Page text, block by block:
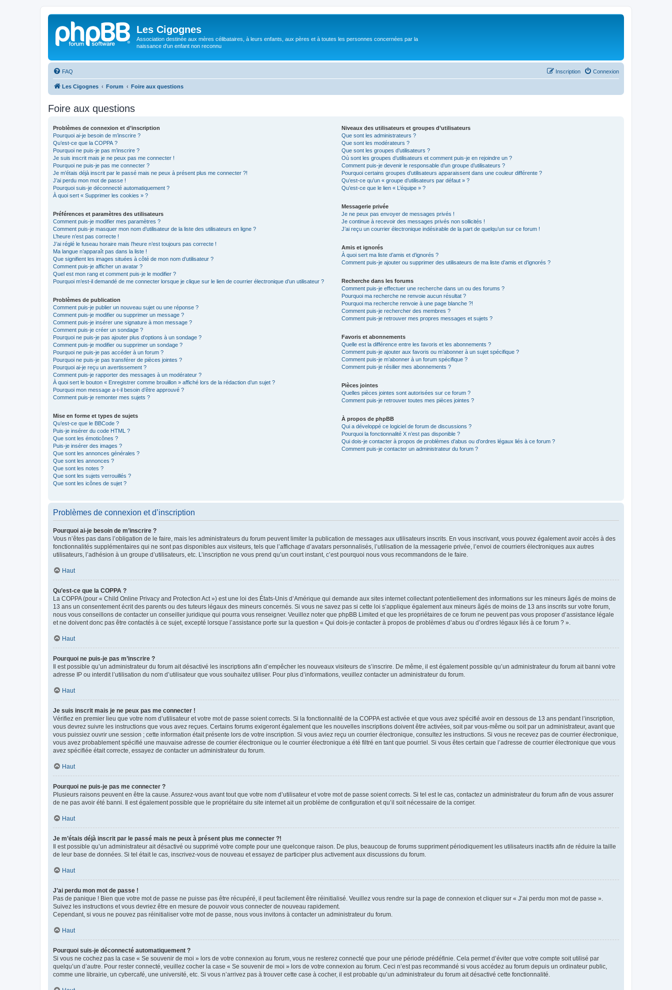
Les Cigognes
Association destinée aux mères célibataires, à leurs enfants, aux pères et à toutes les personnes concernées par la
naissance d'un enfant non reconnu
FAQ Connexion
Inscription
Les Cigognes Forum Foire aux questions
Foire aux questions
Problèmes de connexion et d’inscription
Pourquoi ai-je besoin de m’inscrire ?
Qu’est-ce que la COPPA ?
Pourquoi ne puis-je pas m’inscrire ?
Je suis inscrit mais je ne peux pas me connecter !
Pourquoi ne puis-je pas me connecter ?
Je m’étais déjà inscrit par le passé mais ne peux à présent plus me connecter ?!
J’ai perdu mon mot de passe !
Pourquoi suis-je déconnecté automatiquement ?
À quoi sert « Supprimer les cookies » ?
Préférences et paramètres des utilisateurs
Comment puis-je modifier mes paramètres ?
Comment puis-je masquer mon nom d’utilisateur de la liste des utilisateurs en ligne ?
L’heure n’est pas correcte !
J’ai réglé le fuseau horaire mais l’heure n’est toujours pas correcte !
Ma langue n’apparaît pas dans la liste !
Que signifient les images situées à côté de mon nom d’utilisateur ?
Comment puis-je afficher un avatar ?
Quel est mon rang et comment puis-je le modifier ?
Pourquoi m’est-il demandé de me connecter lorsque je clique sur le lien de courrier électronique d’un utilisateur ?
Problèmes de publication
Comment puis-je publier un nouveau sujet ou une réponse ?
Comment puis-je modifier ou supprimer un message ?
Comment puis-je insérer une signature à mon message ?
Comment puis-je créer un sondage ?
Pourquoi ne puis-je pas ajouter plus d’options à un sondage ?
Comment puis-je modifier ou supprimer un sondage ?
Pourquoi ne puis-je pas accéder à un forum ?
Pourquoi ne puis-je pas transférer de pièces jointes ?
Pourquoi ai-je reçu un avertissement ?
Comment puis-je rapporter des messages à un modérateur ?
À quoi sert le bouton « Enregistrer comme brouillon » affiché lors de la rédaction d’un sujet ?
Pourquoi mon message a-t-il besoin d’être approuvé ?
Comment puis-je remonter mes sujets ?
Mise en forme et types de sujets
Qu’est-ce que le BBCode ?
Puis-je insérer du code HTML ?
Que sont les émoticônes ?
Puis-je insérer des images ?
Que sont les annonces générales ?
Que sont les annonces ?
Que sont les notes ?
Que sont les sujets verrouillés ?
Que sont les icônes de sujet ?
Niveaux des utilisateurs et groupes d’utilisateurs
Que sont les administrateurs ?
Que sont les modérateurs ?
Que sont les groupes d’utilisateurs ?
Où sont les groupes d’utilisateurs et comment puis-je en rejoindre un ?
Comment puis-je devenir le responsable d’un groupe d’utilisateurs ?
Pourquoi certains groupes d’utilisateurs apparaissent dans une couleur différente ?
Qu’est-ce qu’un « groupe d’utilisateurs par défaut » ?
Qu’est-ce que le lien « L’équipe » ?
Messagerie privée
Je ne peux pas envoyer de messages privés !
Je continue à recevoir des messages privés non sollicités !
J’ai reçu un courrier électronique indésirable de la part de quelqu’un sur ce forum !
Amis et ignorés
À quoi sert ma liste d’amis et d’ignorés ?
Comment puis-je ajouter ou supprimer des utilisateurs de ma liste d’amis et d’ignorés ?
Recherche dans les forums
Comment puis-je effectuer une recherche dans un ou des forums ?
Pourquoi ma recherche ne renvoie aucun résultat ?
Pourquoi ma recherche renvoie à une page blanche ?!
Comment puis-je rechercher des membres ?
Comment puis-je retrouver mes propres messages et sujets ?
Favoris et abonnements
Quelle est la différence entre les favoris et les abonnements ?
Comment puis-je ajouter aux favoris ou m’abonner à un sujet spécifique ?
Comment puis-je m’abonner à un forum spécifique ?
Comment puis-je résilier mes abonnements ?
Pièces jointes
Quelles pièces jointes sont autorisées sur ce forum ?
Comment puis-je retrouver toutes mes pièces jointes ?
À propos de phpBB
Qui a développé ce logiciel de forum de discussions ?
Pourquoi la fonctionnalité X n’est pas disponible ?
Qui dois-je contacter à propos de problèmes d’abus ou d’ordres légaux liés à ce forum ?
Comment puis-je contacter un administrateur du forum ?
Problèmes de connexion et d’inscription
Pourquoi ai-je besoin de m’inscrire ?
Vous n’êtes pas dans l’obligation de le faire, mais les administrateurs du forum peuvent limiter la publication de messages aux utilisateurs inscrits. En vous inscrivant, vous pouvez également avoir accès à des
fonctionnalités supplémentaires qui ne sont pas disponibles aux visiteurs, tels que l’affichage d’avatars personnalisés, l’utilisation de la messagerie privée, l’envoi de courriers électroniques aux autres
utilisateurs, l’adhésion à un groupe d’utilisateurs, etc. L’inscription ne vous prend qu’un court instant, c’est pourquoi nous vous recommandons de le faire.
Haut
Qu’est-ce que la COPPA ?
La COPPA (pour « Child Online Privacy and Protection Act ») est une loi des États-Unis d’Amérique qui demande aux sites internet collectant potentiellement des informations sur les mineurs âgés de moins de
13 ans un consentement écrit des parents ou des tuteurs légaux des mineurs concernés. Si vous ne savez pas si cette loi s’applique également aux mineurs âgés de moins de 13 ans inscrits sur votre forum,
nous vous conseillons de contacter un conseiller juridique qui pourra vous renseigner. Veuillez noter que phpBB Limited et que les propriétaires de ce forum ne peuvent pas vous proposer d’assistance légale
et ne doivent donc pas être contactés à ce sujet, excepté lorsque l’assistance porte sur la question « Qui dois-je contacter à propos de problèmes d’abus ou d’ordres légaux liés à ce forum ? ».
Haut
Pourquoi ne puis-je pas m’inscrire ?
Il est possible qu’un administrateur du forum ait désactivé les inscriptions afin d’empêcher les nouveaux visiteurs de s’inscrire. De même, il est également possible qu’un administrateur du forum ait banni votre
adresse IP ou interdit l’utilisation du nom d’utilisateur que vous souhaitez utiliser. Pour plus d’informations, veuillez contacter un administrateur du forum.
Haut
Je suis inscrit mais je ne peux pas me connecter !
Vérifiez en premier lieu que votre nom d’utilisateur et votre mot de passe soient corrects. Si la fonctionnalité de la COPPA est activée et que vous avez spécifié avoir en dessous de 13 ans pendant l’inscription,
vous devrez suivre les instructions que vous avez reçues. Certains forums exigeront également que les nouvelles inscriptions doivent être activées, soit par vous-même ou soit par un administrateur, avant que
vous puissiez ouvrir une session ; cette information était présente lors de votre inscription. Si vous aviez reçu un courrier électronique, consultez les instructions. Si vous ne recevez pas de courrier électronique,
vous avez probablement spécifié une mauvaise adresse de courrier électronique ou le courrier électronique a été filtré en tant que pourriel. Si vous êtes certain que l’adresse de courrier électronique que vous
avez spécifiée était correcte, essayez de contacter un administrateur du forum.
Haut
Pourquoi ne puis-je pas me connecter ?
Plusieurs raisons peuvent en être la cause. Assurez-vous avant tout que votre nom d’utilisateur et votre mot de passe soient corrects. Si tel est le cas, contactez un administrateur du forum afin de vous assurer
de ne pas avoir été banni. Il est également possible que le propriétaire du site internet ait un problème de configuration et qu’il soit nécessaire de la corriger.
Haut
Je m’étais déjà inscrit par le passé mais ne peux à présent plus me connecter ?!
Il est possible qu’un administrateur ait désactivé ou supprimé votre compte pour une quelconque raison. De plus, beaucoup de forums suppriment périodiquement les utilisateurs inactifs afin de réduire la taille
de leur base de données. Si tel était le cas, inscrivez-vous de nouveau et essayez de participer plus activement aux discussions du forum.
Haut
J’ai perdu mon mot de passe !
Pas de panique ! Bien que votre mot de passe ne puisse pas être récupéré, il peut facilement être réinitialisé. Veuillez vous rendre sur la page de connexion et cliquer sur « J’ai perdu mon mot de passe ».
Suivez les instructions et vous devriez être en mesure de pouvoir vous connecter de nouveau rapidement.
Cependant, si vous ne pouvez pas réinitialiser votre mot de passe, nous vous invitons à contacter un administrateur du forum.
Haut
Pourquoi suis-je déconnecté automatiquement ?
Si vous ne cochez pas la case « Se souvenir de moi » lors de votre connexion au forum, vous ne resterez connecté que pour une période prédéfinie. Cela permet d’éviter que votre compte soit utilisé par
quelqu’un d’autre. Pour rester connecté, veuillez cocher la case « Se souvenir de moi » lors de votre connexion au forum. Ceci n’est pas recommandé si vous accédez au forum depuis un ordinateur public,
comme une librairie, un cybercafé, une université, etc. Si vous n’arrivez pas à trouver cette case à cocher, il est probable qu’un administrateur du forum ait désactivé cette fonctionnalité.